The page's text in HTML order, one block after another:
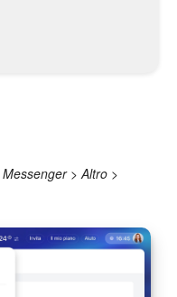
Messenger>Altro >